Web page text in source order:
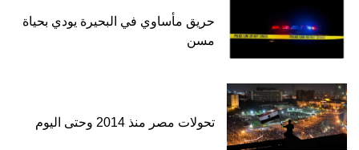
حريق مأساوي في البحيرة يودي بحياة
مسن
تحولات مصر منذ 2014 وحتى اليوم